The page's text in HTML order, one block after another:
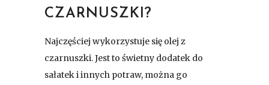
CZARNUSZKI?
Najczęściej wykorzystuje się olej z
czarnuszki. Jest to świetny dodatek do
sałatek i innych potraw, można go